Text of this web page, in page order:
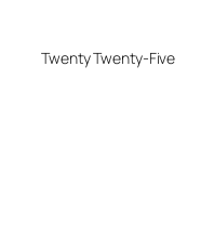
Twenty Twenty-Five